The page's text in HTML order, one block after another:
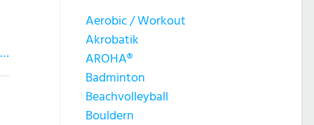
Aerobic / Workout
Akrobatik
AROHA®
Badminton
Beachvolleyball
Bouldern